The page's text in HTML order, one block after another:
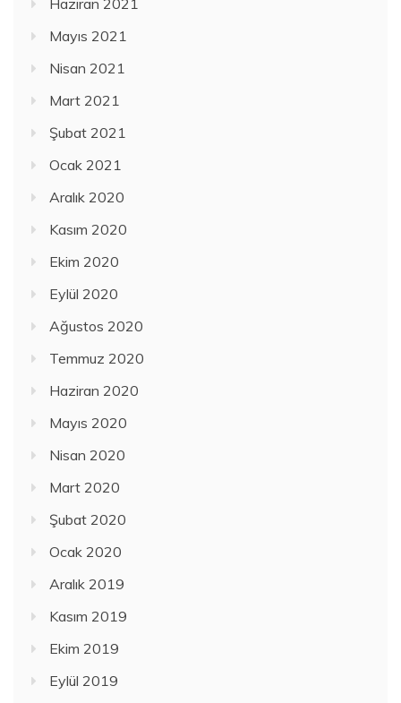
Haziran 2021
Mayıs 2021
Nisan 2021
Mart 2021
Şubat 2021
Ocak 2021
Aralık 2020
Kasım 2020
Ekim 2020
Eylül 2020
Ağustos 2020
Temmuz 2020
Haziran 2020
Mayıs 2020
Nisan 2020
Mart 2020
Şubat 2020
Ocak 2020
Aralık 2019
Kasım 2019
Ekim 2019
Eylül 2019